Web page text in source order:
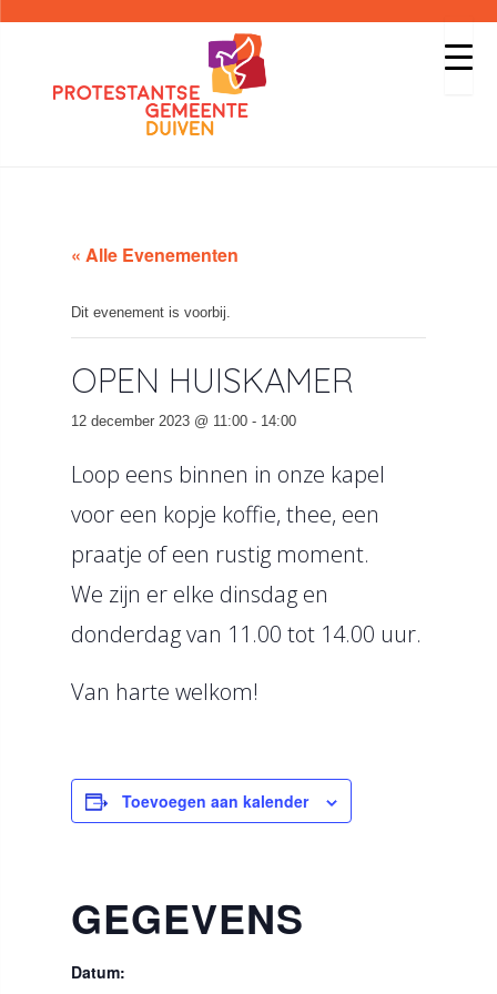
« Alle Evenementen
Dit evenement is voorbij.
OPEN HUISKAMER
12 december 2023 @ 11:00 - 14:00
Loop eens binnen in onze kapel
voor een kopje koffie, thee, een
praatje of een rustig moment.
We zijn er elke dinsdag en
donderdag van 11.00 tot 14.00 uur.
Van harte welkom!
Toevoegen aan kalender
GEGEVENS
Datum: